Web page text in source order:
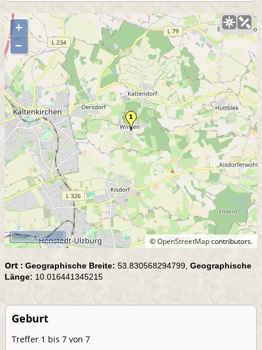
+
–
©OpenStreetMapcontributors.
2 km
Ort : Geographische Breite:53.830568294799, Geographische
Länge: 10.016441345215
Geburt
Treffer 1 bis 7 von 7